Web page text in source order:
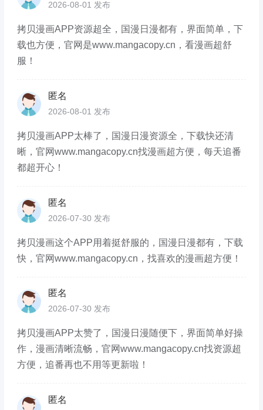
2026-08-01 发布
拷贝漫画APP资源超全，国漫日漫都有，界面简单，下
载也方便，官网是www.mangacopy.cn，看漫画超舒
服！
匿名
2026-08-01 发布
拷贝漫画APP太棒了，国漫日漫资源全，下载快还清
晰，官网www.mangacopy.cn找漫画超方便，每天追番
都超开心！
匿名
2026-07-30 发布
拷贝漫画这个APP用着挺舒服的，国漫日漫都有，下载
快，官网www.mangacopy.cn，找喜欢的漫画超方便！
匿名
2026-07-30 发布
拷贝漫画APP太赞了，国漫日漫随便下，界面简单好操
作，漫画清晰流畅，官网www.mangacopy.cn找资源超
方便，追番再也不用等更新啦！
匿名